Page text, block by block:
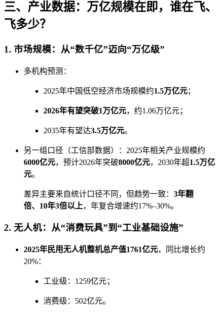
三、产业数据：万亿规模在即，谁在飞、
飞多少？
1. 市场规模：从“数千亿”迈向“万亿级”
多机构预测：
2025年中国低空经济市场规模约1.5万亿元；
2026年有望突破1万亿元，约1.06万亿元；
2035年有望达3.5万亿元。
另一组口径（工信部数据）：2025年相关产业规模约
6000亿元，预计2026年突破8000亿元，2030年超1.5万亿
元。
差异主要来自统计口径不同，但趋势一致： 3年翻
倍、10年3倍以上，年复合增速约17%–30%。
2. 无人机：从“消费玩具”到“工业基础设施”
2025年民用无人机整机总产值1761亿元，同比增长约
20%：
工业级：1259亿元；
消费级：502亿元。